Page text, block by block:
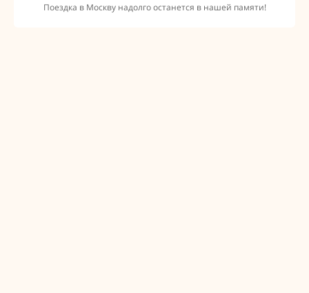
Поездка в Москву надолго останется в нашей памяти!